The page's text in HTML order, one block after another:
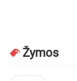
Žymos